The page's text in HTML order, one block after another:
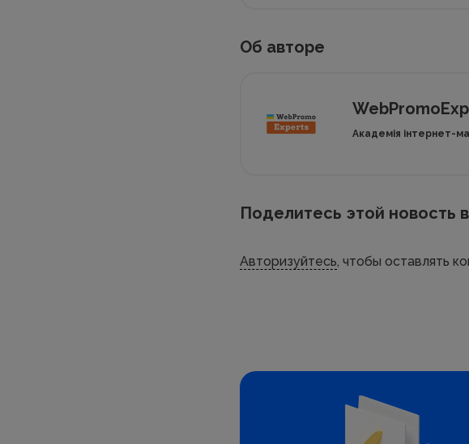
Об авторе
Академія інтернет-
Поделитесь этой новость
Авторизуйтесь, чтобы оставлять